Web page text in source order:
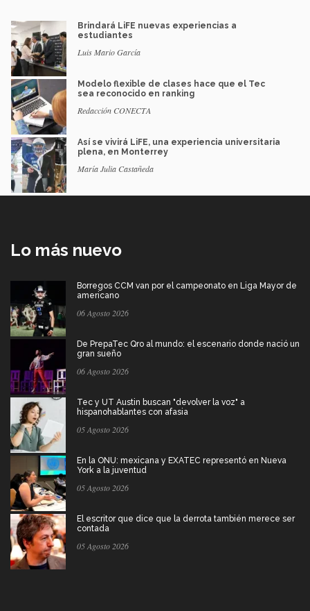
Brindará LiFE nuevas experiencias a
estudiantes
Luis Mario García
Modelo flexible de clases hace que el Tec
sea reconocido en ranking
Redacción CONECTA
Así se vivirá LiFE, una experiencia universitaria
plena, en Monterrey
María Julia Castañeda
Lo más nuevo
Borregos CCM van por el campeonato en Liga Mayor de
americano
06 Agosto 2026
De PrepaTec Qro al mundo: el escenario donde nació un
gran sueño
06 Agosto 2026
Tec y UT Austin buscan "devolver la voz" a
hispanohablantes con afasia
05 Agosto 2026
En la ONU: mexicana y EXATEC representó en Nueva
York a la juventud
05 Agosto 2026
El escritor que dice que la derrota también merece ser
contada
05 Agosto 2026